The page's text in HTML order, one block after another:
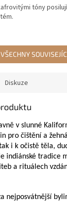
tóny
Diskuze
v slunné
pro čištění a
i k očistě těla,
indiánské tradice
a rituálech
nejposvátnější